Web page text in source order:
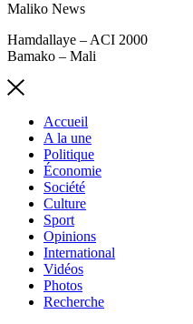
Maliko News
Hamdallaye – ACI 2000
Bamako – Mali
Accueil
A la une
Politique
Économie
Société
Culture
Sport
Opinions
International
Vidéos
Photos
Recherche